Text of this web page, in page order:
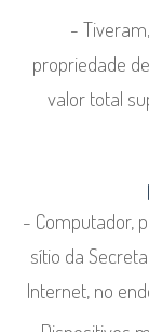
-
propriedade
valor total
- Computador,
sítio da
Internet, no